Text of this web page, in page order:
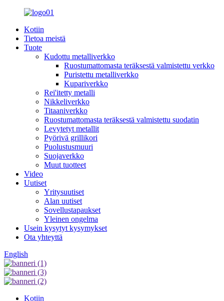
Kotiin
Tietoa meistä
Tuote
Kudottu metalliverkko
Ruostumattomasta teräksestä valmistettu verkko
Puristettu metalliverkko
Kupariverkko
Rei'itetty metalli
Nikkeliverkko
Titaaniverkko
Ruostumattomasta teräksestä valmistettu suodatin
Levytetyt metallit
Pyörivä grillikori
Puolustusmuuri
Suojaverkko
Muut tuotteet
Video
Uutiset
Yritysuutiset
Alan uutiset
Sovellustapaukset
Yleinen ongelma
Usein kysytyt kysymykset
Ota yhteyttä
English
Kotiin